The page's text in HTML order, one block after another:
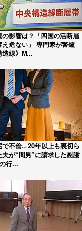
の影響は？「四国の活断層
え危ない」 専門家が警鐘
造線》M...
で不倫…20年以上も裏切ら
夫が“間男”に請求した慰謝
行...